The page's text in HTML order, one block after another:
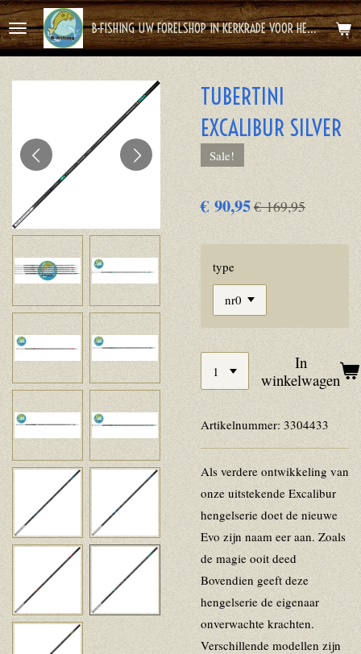
Ga
direct
de
B-FISHING UW FORELSHOP IN KERKRADE VOOR HET BESTE FOREL AVONTUUR
TUBERTINI
EXCALIBUR SILVER
Sale!
€ 90,95€ 169,95
type
In
winkelwagen
Artikelnummer: 3304433
Als verdere ontwikkeling van
onze uitstekende Excalibur
hengelserie doet de nieuwe
Evo zijn naam eer aan. Zoals
de magie ooit deed
Bovendien geeft deze
hengelserie de eigenaar
onverwachte krachten.
Verschillende modellen zijn